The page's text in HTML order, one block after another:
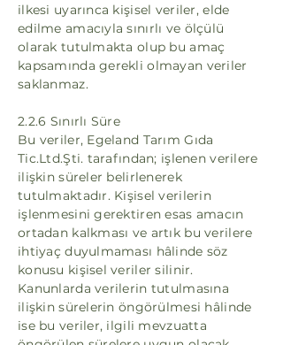
ilkesi uyarınca kişisel veriler, elde
edilme amacıyla sınırlı ve ölçülü
olarak tutulmakta olup bu amaç
kapsamında gerekli olmayan veriler
saklanmaz.
2.2.6 Sınırlı Süre
Bu veriler, Egeland Tarım Gıda
Tic.Ltd.Şti. tarafından; işlenen verilere
ilişkin süreler belirlenerek
tutulmaktadır. Kişisel verilerin
işlenmesini gerektiren esas amacın
ortadan kalkması ve artık bu verilere
ihtiyaç duyulmaması hâlinde söz
konusu kişisel veriler silinir.
Kanunlarda verilerin tutulmasına
ilişkin sürelerin öngörülmesi hâlinde
ise bu veriler, ilgili mevzuatta